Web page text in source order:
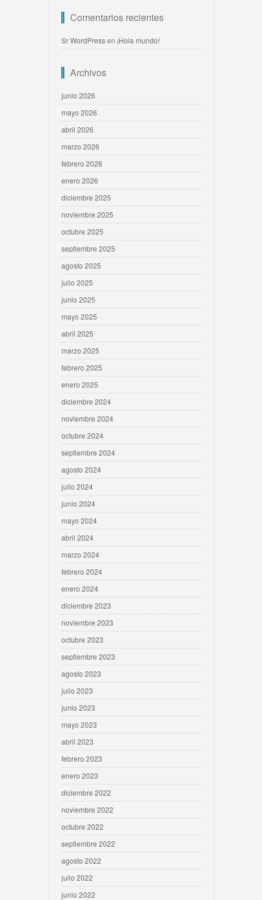
Comentarios recientes
Sr WordPressen ¡Hola mundo!
Archivos
junio 2026
mayo 2026
abril 2026
marzo 2026
febrero 2026
enero 2026
diciembre 2025
noviembre 2025
octubre 2025
septiembre 2025
agosto 2025
julio 2025
junio 2025
mayo 2025
abril 2025
marzo 2025
febrero 2025
enero 2025
diciembre 2024
noviembre 2024
octubre 2024
septiembre 2024
agosto 2024
julio 2024
junio 2024
mayo 2024
abril 2024
marzo 2024
febrero 2024
enero 2024
diciembre 2023
noviembre 2023
octubre 2023
septiembre 2023
agosto 2023
julio 2023
junio 2023
mayo 2023
abril 2023
febrero 2023
enero 2023
diciembre 2022
noviembre 2022
octubre 2022
septiembre 2022
agosto 2022
julio 2022
junio 2022